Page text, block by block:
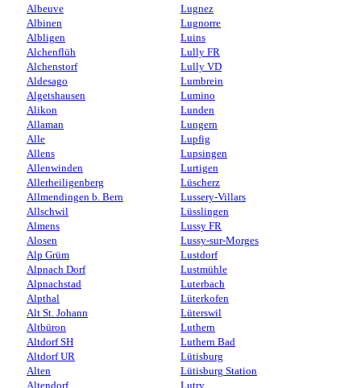
Albeuve
Albinen
Albligen
Alchenflüh
Alchenstorf
Aldesago
Algetshausen
Alikon
Allaman
Alle
Allens
Allenwinden
Allerheiligenberg
Allmendingen b. Bern
Allschwil
Almens
Alosen
Alp Grüm
Alpnach Dorf
Alpnachstad
Alpthal
Alt St. Johann
Altbüron
Altdorf SH
Altdorf UR
Alten
Altendorf
Lugnez
Lugnorre
Luins
Lully FR
Lully VD
Lumbrein
Lumino
Lunden
Lungern
Lupfig
Lupsingen
Lurtigen
Lüscherz
Lussery-Villars
Lüsslingen
Lussy FR
Lussy-sur-Morges
Lustdorf
Lustmühle
Luterbach
Lüterkofen
Lüterswil
Luthern
Luthern Bad
Lütisburg
Lütisburg Station
Lutry